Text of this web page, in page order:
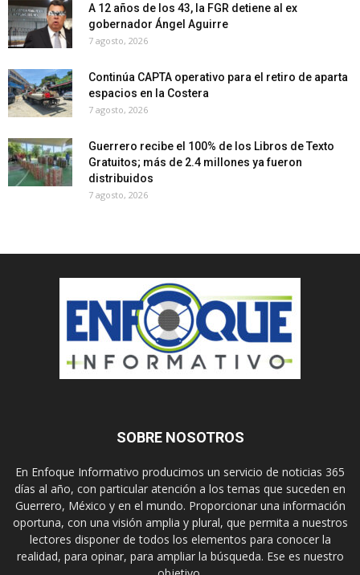
A 12 años de los 43, la FGR detiene al ex
gobernador Ángel Aguirre
7 agosto, 2026
Continúa CAPTA operativo para el retiro de aparta
espacios en la Costera
7 agosto, 2026
Guerrero recibe el 100% de los Libros de Texto
Gratuitos; más de 2.4 millones ya fueron
distribuidos
7 agosto, 2026
SOBRE NOSOTROS
En Enfoque Informativo producimos un servicio de noticias 365
días al año, con particular atención a los temas que suceden en
Guerrero, México y en el mundo. Proporcionar una información
oportuna, con una visión amplia y plural, que permita a nuestros
lectores disponer de todos los elementos para conocer la
realidad, para opinar, para ampliar la búsqueda. Ese es nuestro